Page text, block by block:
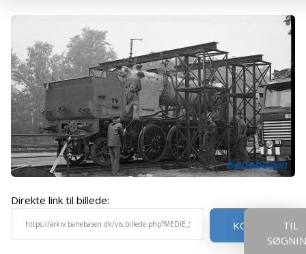
Direkte link til billede:
KOPIER
TIL